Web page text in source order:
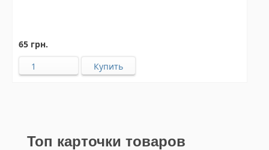
65 грн.
Топ карточки товаров